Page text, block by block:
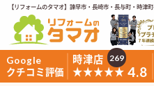
【リフォームのタマオ】諫早市・長崎市・長与町・時津
Google
クチコミ評価
時津店
★★★★★ 4.8
269